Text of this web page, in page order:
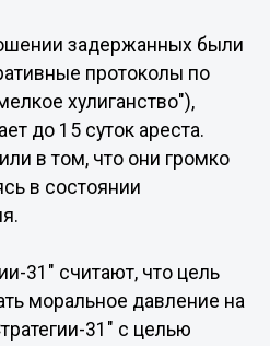
задержанных были
протоколы по
хулиганство"),
до 15 суток ареста.
в том, что они громко
в состоянии
31" считают, что цель
моральное давление на
31" с целью